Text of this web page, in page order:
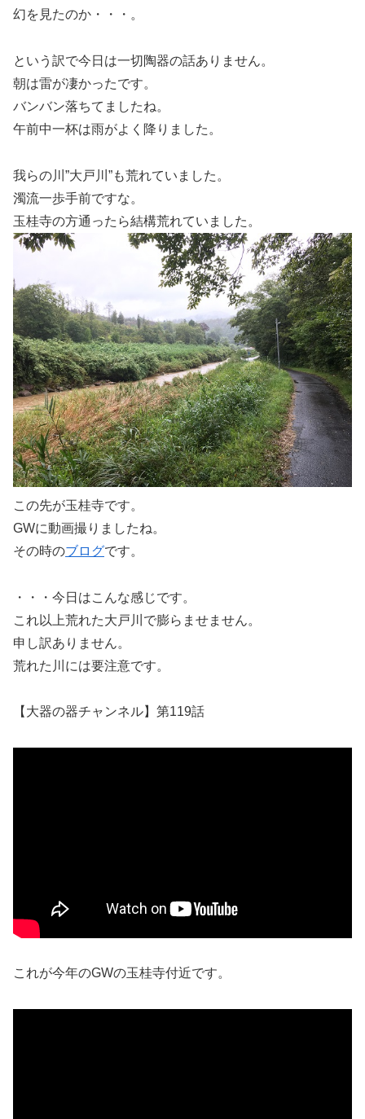
幻を見たのか・・・。
という訳で今日は一切陶器の話ありません。
朝は雷が凄かったです。
バンバン落ちてましたね。
午前中一杯は雨がよく降りました。
我らの川”大戸川”も荒れていました。
濁流一歩手前ですな。
玉桂寺の方通ったら結構荒れていました。
この先が玉桂寺です。
GWに動画撮りましたね。
その時のブログです。
・・・今日はこんな感じです。
これ以上荒れた大戸川で膨らませません。
申し訳ありません。
荒れた川には要注意です。
【大器の器チャンネル】第119話
これが今年のGWの玉桂寺付近です。